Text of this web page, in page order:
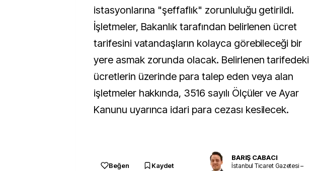
istasyonlarına "şeffaflık" zorunluluğu getirildi.
İşletmeler, Bakanlık tarafından belirlenen ücret
tarifesini vatandaşların kolayca görebileceği bir
yere asmak zorunda olacak. Belirlenen tarifedeki
ücretlerin üzerinde para talep eden veya alan
işletmeler hakkında, 3516 sayılı Ölçüler ve Ayar
Kanunu uyarınca idari para cezası kesilecek.
Beğen Kaydet
BARIŞ CABACI
İstanbul Ticaret Gazetesi –